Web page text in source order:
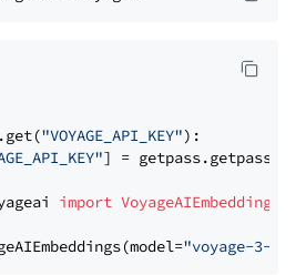
"VOYAGE_API_KEY"):
] = getpass.getpass(
import VoyageAIEmbeddings
"voyage-3-